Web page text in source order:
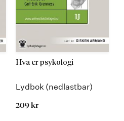
Hva er psykologi
Lydbok (nedlastbar)
209 kr